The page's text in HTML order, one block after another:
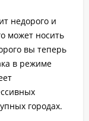
недорого и
может носить
вы теперь
в режиме
городах.